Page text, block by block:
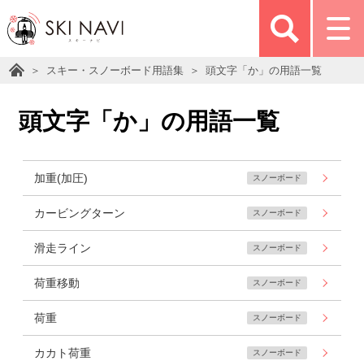
スキー・スノーボード用語集 頭文字「か」の用語一覧
頭文字「か」の用語一覧
加重(加圧) スノーボード
カービングターン スノーボード
滑走ライン スノーボード
荷重移動 スノーボード
荷重 スノーボード
カカト荷重 スノーボード